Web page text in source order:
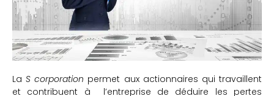
LaS corporation permet aux actionnaires qui travaillent
et contribuent à l’entreprise de déduire les pertes